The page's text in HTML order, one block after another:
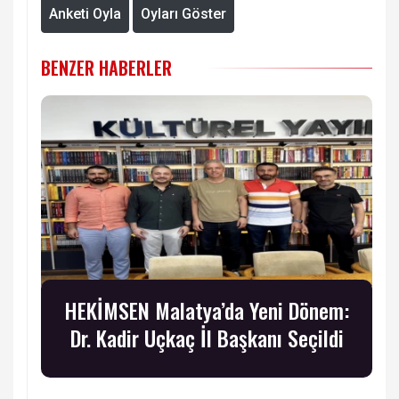
Anketi Oyla Oyları Göster
BENZER HABERLER
HEKİMSEN Malatya’da Yeni Dönem:
Dr. Kadir Uçkaç İl Başkanı Seçildi